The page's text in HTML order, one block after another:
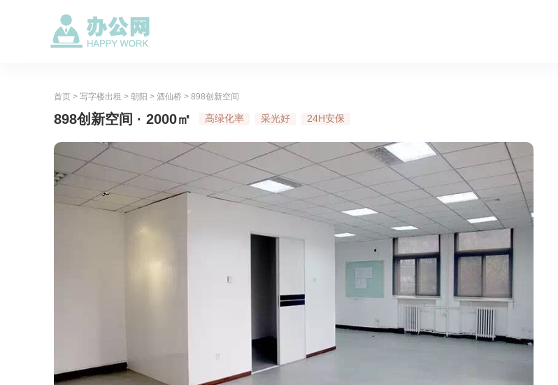
首页 > 写字楼出租 > 朝阳 > 酒仙桥 > 898创新空间
898创新空间 · 2000㎡ 高绿化率 采光好 24H安保